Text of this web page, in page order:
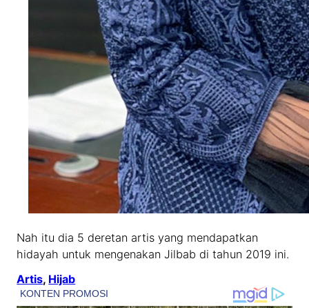
Nah itu dia 5 deretan artis yang mendapatkan
hidayah untuk mengenakan Jilbab di tahun 2019 ini.
Artis, Hijab